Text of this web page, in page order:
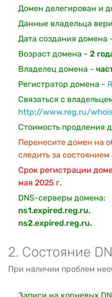
Домен делегирован и
Данные владельца
Дата создания домена
Возраст домена - 2
Владелец домена -
Регистратор домена -
Связаться с
http://www.reg.ru/
Стоимость продления
Перенесите домен на
следить за состоянием
Срок регистрации
мая 2025 г.
DNS-серверы домена:
ns1.expired.reg.ru.
ns2.expired.reg.ru.
2. Состояние
При наличии проблем